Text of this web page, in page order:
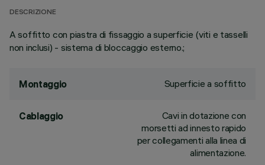
DESCRIZIONE
A soffitto con piastra di fissaggio a superficie (viti e tasselli
non inclusi) - sistema di bloccaggio esterno.;
Montaggio Superficie a soffitto
Cablaggio
Cavi in dotazione con
morsetti ad innesto rapido
per collegamenti alla linea di
alimentazione.